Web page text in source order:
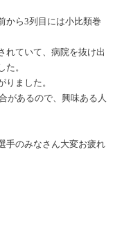
から3列目には小比類巻
れていて、病院を抜け出
。
ました。
があるので、興味ある人
手のみなさん大変お疲れ